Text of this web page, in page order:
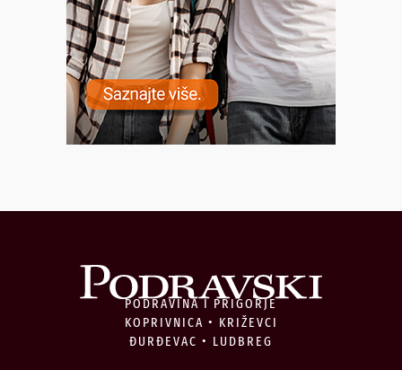
PODRAVINA I PRIGORJE
KOPRIVNICA • KRIŽEVCI
ĐURĐEVAC • LUDBREG